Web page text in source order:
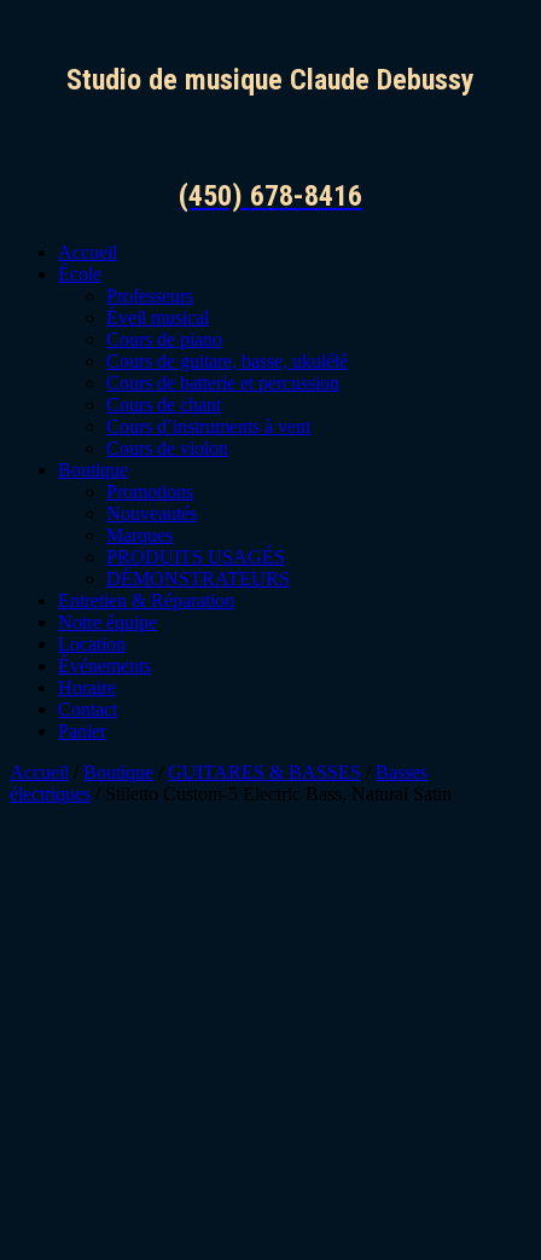
Studio de musique Claude Debussy
(450) 678-8416
Accueil
École
Professeurs
Éveil musical
Cours de piano
Cours de guitare, basse, ukulélé
Cours de batterie et percussion
Cours de chant
Cours d’instruments à vent
Cours de violon
Boutique
Promotions
Nouveautés
Marques
PRODUITS USAGÉS
DÉMONSTRATEURS
Entretien & Réparation
Notre équipe
Location
Événements
Horaire
Contact
Panier
Accueil / Boutique / GUITARES & BASSES / Basses
électriques / Stiletto Custom-5 Electric Bass, Natural Satin